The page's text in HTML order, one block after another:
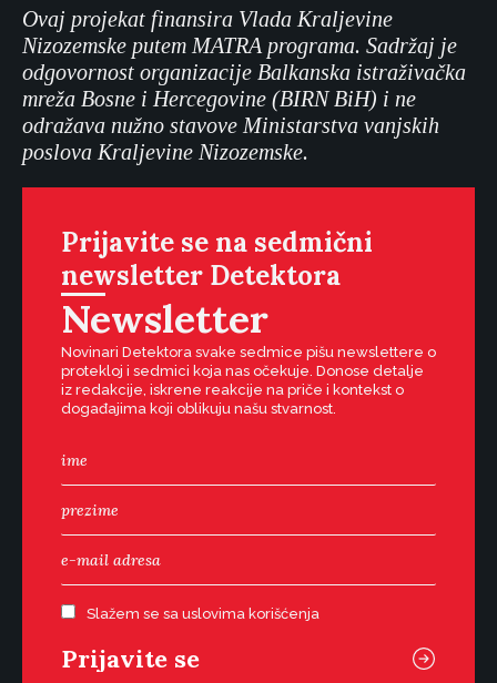
Ovaj projekat finansira Vlada Kraljevine
Nizozemske putem MATRA programa. Sadržaj je
odgovornost organizacije Balkanska istraživačka
mreža Bosne i Hercegovine (BIRN BiH) i ne
odražava nužno stavove Ministarstva vanjskih
poslova Kraljevine Nizozemske.
Prijavite se na sedmični
newsletter Detektora
Newsletter
Novinari Detektora svake sedmice pišu newslettere o
protekloj i sedmici koja nas očekuje. Donose detalje
iz redakcije, iskrene reakcije na priče i kontekst o
događajima koji oblikuju našu stvarnost.
Slažem se sa uslovima korišćenja